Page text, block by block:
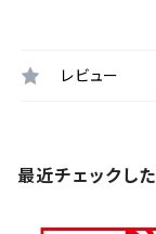
レビュー
最近チェックし